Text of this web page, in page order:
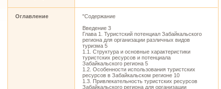
Оглавление
"Содержание
Введение 3
Глава 1. Туристский потенциал Забайкальского
региона для организации различных видов
туризма 5
1.1. Структура и основные характеристики
туристских ресурсов и потенциала
Забайкальского региона 5
1.2. Особенности использования туристских
ресурсов в Забайкальском регионе 10
1.3. Привлекательность туристских ресурсов
Забайкальского региона для организации